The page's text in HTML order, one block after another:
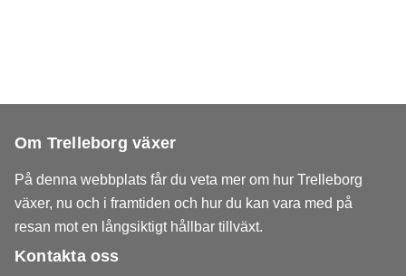
Om Trelleborg växer
På denna webbplats får du veta mer om hur Trelleborg
växer, nu och i framtiden och hur du kan vara med på
resan mot en långsiktigt hållbar tillväxt.
Kontakta oss